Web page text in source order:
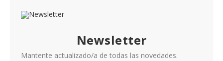
Newsletter
Mantente actualizado/a de todas las novedades.